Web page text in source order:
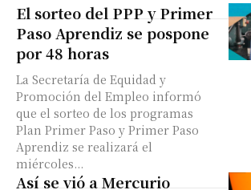
El sorteo del PPP y Primer
Paso Aprendiz se pospone
por 48 horas
La Secretaría de Equidad y
Promoción del Empleo informó
que el sorteo de los programas
Plan Primer Paso y Primer Paso
Aprendiz se realizará el
miércoles...
Así se vió a Mercurio